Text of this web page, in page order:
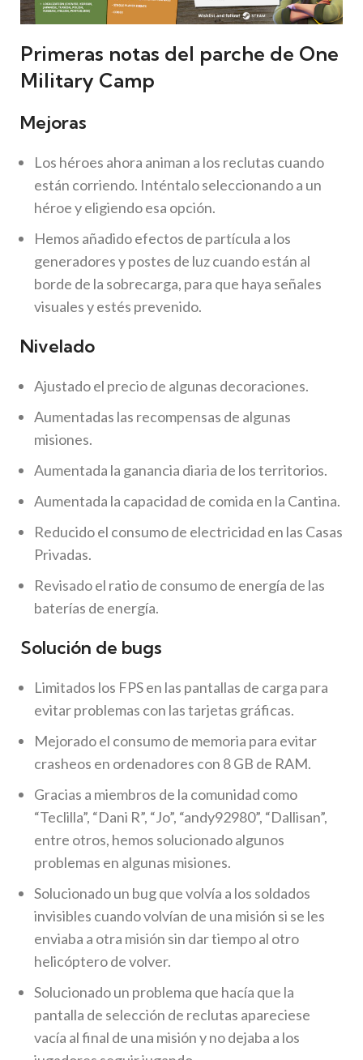
Primeras notas del parche de One
Military Camp
Mejoras
Los héroes ahora animan a los reclutas cuando
están corriendo. Inténtalo seleccionando a un
héroe y eligiendo esa opción.
Hemos añadido efectos de partícula a los
generadores y postes de luz cuando están al
borde de la sobrecarga, para que haya señales
visuales y estés prevenido.
Nivelado
Ajustado el precio de algunas decoraciones.
Aumentadas las recompensas de algunas
misiones.
Aumentada la ganancia diaria de los territorios.
Aumentada la capacidad de comida en la Cantina.
Reducido el consumo de electricidad en las Casas
Privadas.
Revisado el ratio de consumo de energía de las
baterías de energía.
Solución de bugs
Limitados los FPS en las pantallas de carga para
evitar problemas con las tarjetas gráficas.
Mejorado el consumo de memoria para evitar
crasheos en ordenadores con 8 GB de RAM.
Gracias a miembros de la comunidad como
“Teclilla”, “Dani R”, “Jo”, “andy92980”, “Dallisan”,
entre otros, hemos solucionado algunos
problemas en algunas misiones.
Solucionado un bug que volvía a los soldados
invisibles cuando volvían de una misión si se les
enviaba a otra misión sin dar tiempo al otro
helicóptero de volver.
Solucionado un problema que hacía que la
pantalla de selección de reclutas apareciese
vacía al final de una misión y no dejaba a los